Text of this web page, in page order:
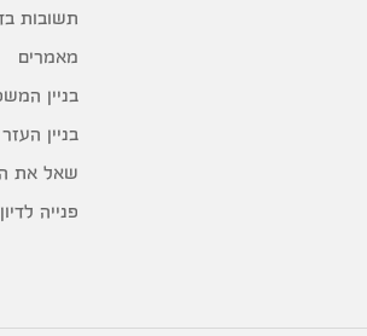
תשובות
מאמרים
בניין
בניין העזר
שאל את
פנייה לדיון